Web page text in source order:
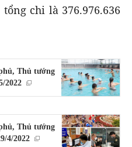
chi là 376.976.636
Thủ tướng
2022
Thủ tướng
4/2022